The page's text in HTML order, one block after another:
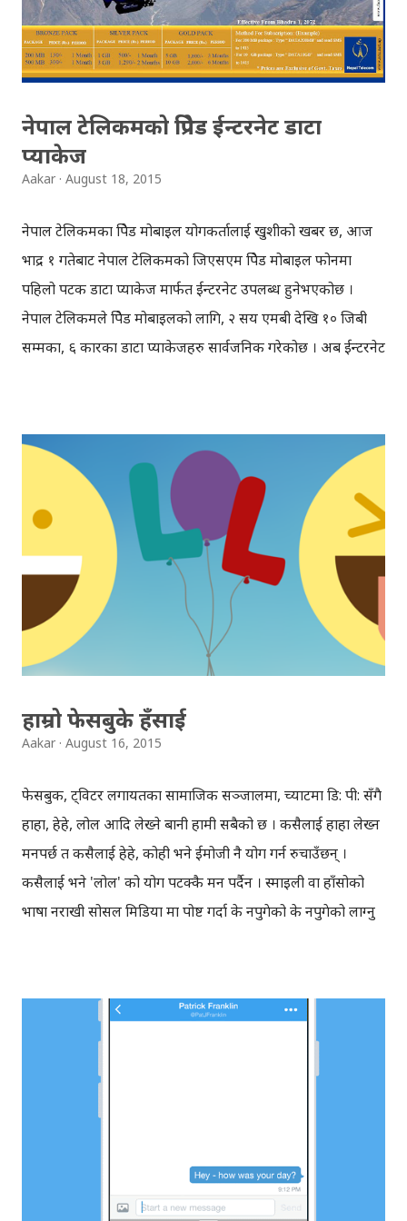
नेपाल टेलिकमको प्रिपेड ईन्टरनेट डाटा
प्याकेज
Aakar August 18, 2015
नेपाल टेलिकमका प्रिपेड मोबाइल प्रयोगकर्तालाई खुशीको खबर छ, आज
भाद्र १ गतेबाट नेपाल टेलिकमको जिएसएम प्रिपेड मोबाइल फोनमा
पहिलो पटक डाटा प्याकेज मार्फत ईन्टरनेट उपलब्ध हुनेभएकोछ ।
नेपाल टेलिकमले प्रिपेड मोबाइलको लागि, २ सय एमबी देखि १० जिबी
सम्मका, ६ प्रकारका डाटा प्याकेजहरु सार्वजनिक गरेकोछ । अब ईन्टरनेट
ईन्टरनेट चलाउन पहिलेको भन्दा झनै सस्तो हुनेछ । #Nepal
Telecom Introduces the most awaited Data Package
for GSM Prepaid. Thanks NT. ;)
pic.twitter.com/iz45E6nXY3 — Aakar Anil
(@aakarpost) August 17, 2015 प्रिपेड डाटा प्याकेजको दर
Plan Package Price (Rs.) Validity Bronze 200 MB 130
1 Month 500 MB 300 1 Month Silver 1 GB 500 1
Month 3 GB 1,290 2 Months Gold 5 GB 1,800 3
Months 10 GB 2,800 6 Months...
हाम्रो फेसबुके हँसाई
Aakar August 16, 2015
फेसबुक, ट्विटर लगायतका सामाजिक सञ्जालमा, च्याटमा डि: पी: सँगै
हाहा, हेहे, लोल आदि लेख्ने बानी हामी सबैको छ । कसैलाई हाहा लेख्न
मनपर्छ त कसैलाई हेहे, कोही भने ईमोजी नै प्रयोग गर्न रुचाउँछन् ।
कसैलाई भने 'लोल' को प्रयोग पटक्कै मन पर्दैन । स्माइली वा हाँसोको
भाषा नराखी सोसल मिडिया मा पोष्ट गर्दा के नपुगेको के नपुगेको लाग्नु
सिरियस कुरो । यही हाम्रो विभिन्न थरिको हाँसो माथि फेसबुकले
अनुसन्धान गरेको थियो, आज त्यही कुरा यहाँ लेख्दैछु । केही महिना
प्रयोगकर्ताहरु फेसबुकमा कसरी हाँस्छन् भन्नेबारेमा अघिल्लो हप्ता
रमाइलो तथ्य सार्वजनिक गरेकोछ । मे महिनाको पछिल्लो हप्तामा
'हाहा' (haha), 'हेहे/हिही' (hehe), 'इमोजी' (emoji), 'लोल' (lol)
आदि शब्दहरुको सुक्ष्म विश्लेषण गरेकोथियो । फेसबुकले अमेरिक...